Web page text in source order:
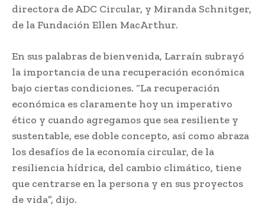
directora de ADC Circular, y Miranda Schnitger,
de la Fundación Ellen MacArthur.
En sus palabras de bienvenida, Larraín subrayó
la importancia de una recuperación económica
bajo ciertas condiciones. “La recuperación
económica es claramente hoy un imperativo
ético y cuando agregamos que sea resiliente y
sustentable, ese doble concepto, así como abraza
los desafíos de la economía circular, de la
resiliencia hídrica, del cambio climático, tiene
que centrarse en la persona y en sus proyectos
de vida”, dijo.